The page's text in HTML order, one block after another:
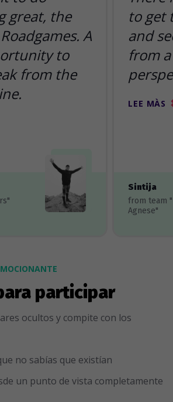
great, the
A
to
from the
to get
and
from
LEE MÀS
Sintija
from team
Agnese"
participar
ocultos y compite con los
no sabías que existían
un punto de vista completamente